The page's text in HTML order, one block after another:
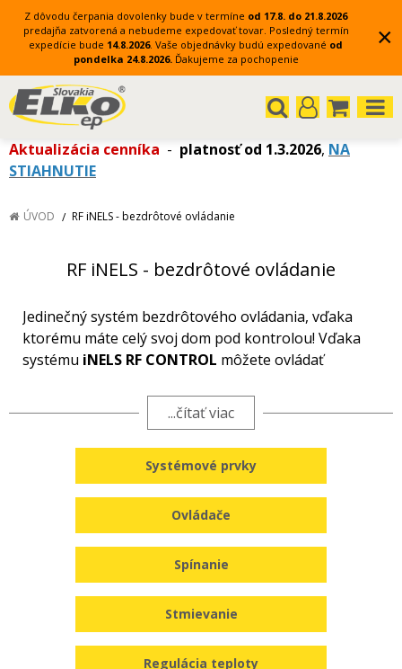
Z dôvodu čerpania dovolenky bude v termíne od 17.8. do 21.8.2026
predajňa zatvorená a nebudeme expedovať tovar. Posledný termín
expedície bude 14.8.2026. Vaše objednávky budú expedované od
pondelka 24.8.2026. Ďakujeme za pochopenie
×
Aktualizácia cenníka - platnosť od 1.3.2026, NA
STIAHNUTIE
ÚVOD RF iNELS - bezdrôtové ovládanie
RF iNELS - bezdrôtové ovládanie
Jedinečný systém bezdrôtového ovládania, vďaka
ktorému máte celý svoj dom pod kontrolou! Vďaka
systému iNELS RF CONTROL môžete ovládať
elektrických spotrebičov a žalúzií jediným dotykom.
Žiadne búranie do steny, rýchla a jednoduchá
inštalácia, exkluzívny dizajn nielen bezdrôtových
vypínačov, taký je náš systém RF iNELS, ktorý sa
oplatí mať doma.
...čítať viac
Systémové prvky
Ovládače
Spínanie
Stmievanie
Regulácia teploty